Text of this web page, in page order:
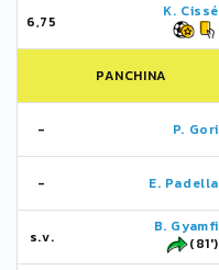
6,75
K. Cissé
PANCHINA
- P. Gori
- E. Padella
s.v.
B. Gyamfi
(81')